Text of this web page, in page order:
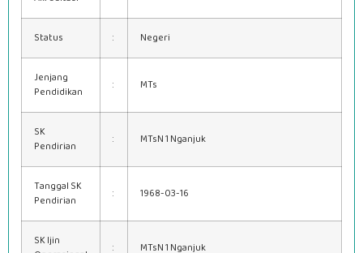
Status : Negeri
Jenjang
Pendidikan
: MTs
SK
Pendirian
: MTsN 1 Nganjuk
Tanggal SK
Pendirian
: 1968-03-16
SK Ijin
: MTsN 1 Nganjuk